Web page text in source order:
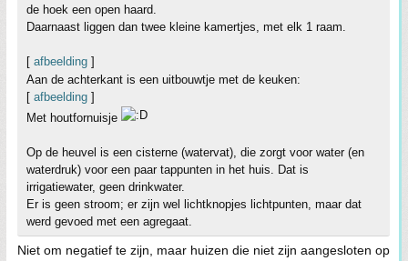
de hoek een open haard.
Daarnaast liggen dan twee kleine kamertjes, met elk 1 raam.
[ afbeelding ]
Aan de achterkant is een uitbouwtje met de keuken:
[ afbeelding ]
Met houtfornuisje
Op de heuvel is een cisterne (watervat), die zorgt voor water (en
waterdruk) voor een paar tappunten in het huis. Dat is
irrigatiewater, geen drinkwater.
Er is geen stroom; er zijn wel lichtknopjes lichtpunten, maar dat
werd gevoed met een agregaat.
Niet om negatief te zijn, maar huizen die niet zijn aangesloten op